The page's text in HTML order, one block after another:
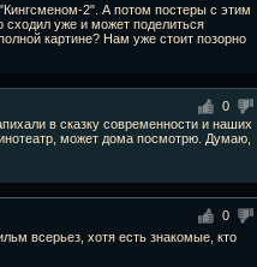
2". А потом постеры с этим
уже и может поделиться
картине? Нам уже стоит позорно
0
в сказку современности и наших
может дома посмотрю. Думаю,
0
всерьез, хотя есть знакомые, кто